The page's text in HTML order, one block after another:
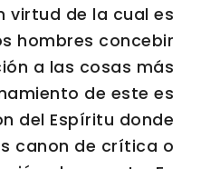
virtud de la cual es
hombres concebir
a las cosas más
de este es
del Espíritu donde
canon de crítica o